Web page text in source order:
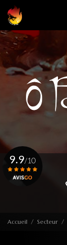
contenu
principal
9.9/10
Accueil Secteur